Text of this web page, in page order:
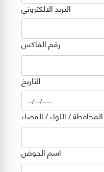
البريد الالكتروني
رقم الفاكس
التاريخ
Date
المحافظة / اللواء / القضاء
اسم الحوض